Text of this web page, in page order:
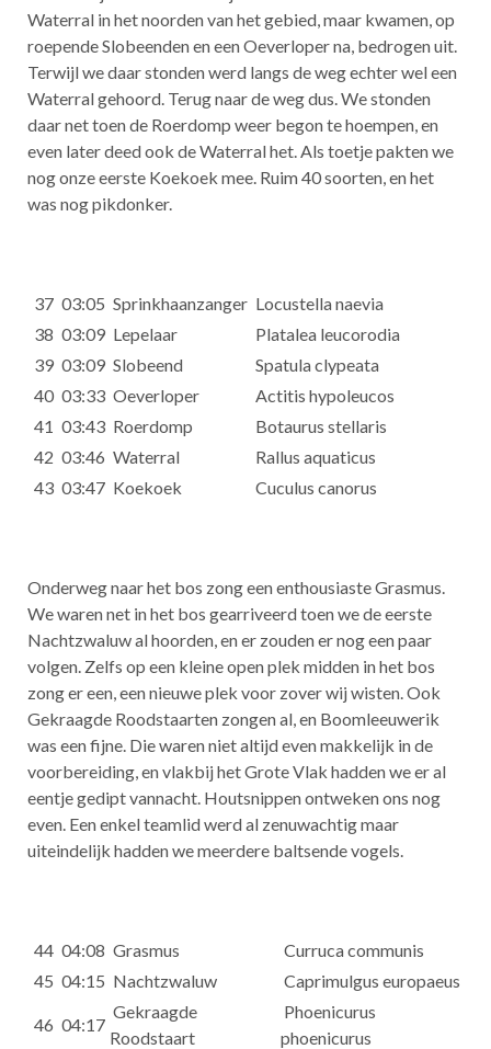
Waterral in het noorden van het gebied, maar kwamen, op
roepende Slobeenden en een Oeverloper na, bedrogen uit.
Terwijl we daar stonden werd langs de weg echter wel een
Waterral gehoord. Terug naar de weg dus. We stonden
daar net toen de Roerdomp weer begon te hoempen, en
even later deed ook de Waterral het. Als toetje pakten we
nog onze eerste Koekoek mee. Ruim 40 soorten, en het
was nog pikdonker.
37 03:05 Sprinkhaanzanger Locustella naevia
38 03:09 Lepelaar
Platalea leucorodia
39 03:09 Slobeend
Spatula clypeata
40 03:33 Oeverloper
Actitis hypoleucos
41 03:43 Roerdomp
Botaurus stellaris
42 03:46 Waterral
Rallus aquaticus
43 03:47 Koekoek Cuculus canorus
Onderweg naar het bos zong een enthousiaste Grasmus.
We waren net in het bos gearriveerd toen we de eerste
Nachtzwaluw al hoorden, en er zouden er nog een paar
volgen. Zelfs op een kleine open plek midden in het bos
zong er een, een nieuwe plek voor zover wij wisten. Ook
Gekraagde Roodstaarten zongen al, en Boomleeuwerik
was een fijne. Die waren niet altijd even makkelijk in de
voorbereiding, en vlakbij het Grote Vlak hadden we er al
eentje gedipt vannacht. Houtsnippen ontweken ons nog
even. Een enkel teamlid werd al zenuwachtig maar
uiteindelijk hadden we meerdere baltsende vogels.
44 04:08 Grasmus
Curruca communis
45 04:15 Nachtzwaluw Caprimulgus europaeus
46 04:17
Gekraagde
Roodstaart
Phoenicurus
phoenicurus